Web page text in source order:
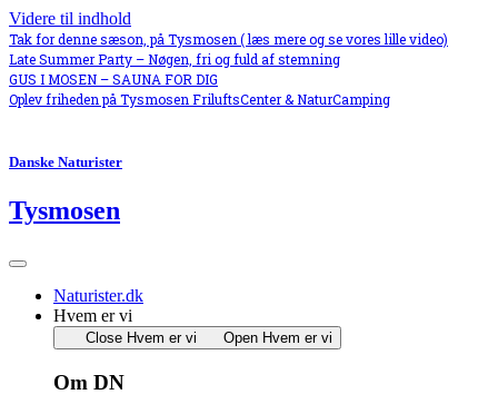
Videre til indhold
Tak for denne sæson, på Tysmosen ( læs mere og se vores lille video)
Late Summer Party – Nøgen, fri og fuld af stemning
GUS I MOSEN – SAUNA FOR DIG
Oplev friheden på Tysmosen FriluftsCenter & NaturCamping
Danske Naturister
Tysmosen
Naturister.dk
Hvem er vi
Close Hvem er vi Open Hvem er vi
Om DN